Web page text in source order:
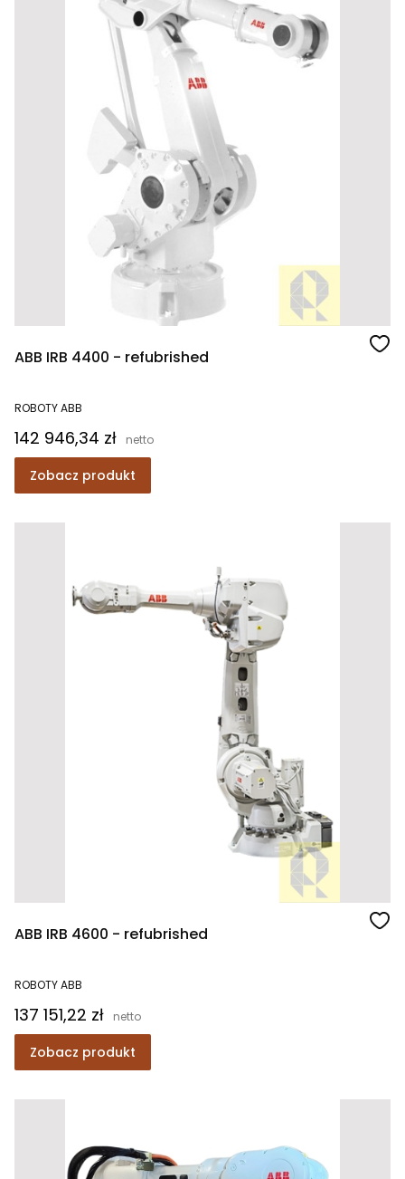
ABB IRB 4400 - refubrished
ROBOTY ABB
Cena
142 946,34 zł
Zobacz produkt
ABB IRB 4600 - refubrished
ROBOTY ABB
Cena
137 151,22 zł
Zobacz produkt